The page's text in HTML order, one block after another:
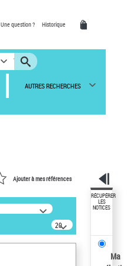
Une question ? Historique
AUTRES RECHERCHES
Ajouter à mes références
20
résultats/page
RÉCUPÉRER
LES
NOTICES
Ma